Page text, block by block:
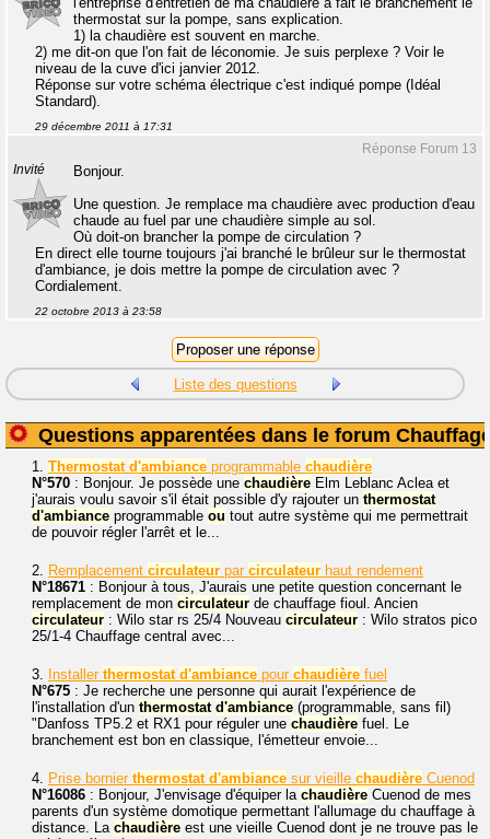
thermostat sur la pompe, sans explication.
1) la chaudière est souvent en marche.
2) me dit-on que l'on fait de léconomie. Je suis perplexe ? Voir le
niveau de la cuve d'ici janvier 2012.
Réponse sur votre schéma électrique c'est indiqué pompe (Idéal
Standard).
29 décembre 2011 à 17:31
Réponse Forum 13
Invité
Bonjour.
Une question. Je remplace ma chaudière avec production d'eau
chaude au fuel par une chaudière simple au sol.
Où doit-on brancher la pompe de circulation ?
En direct elle tourne toujours j'ai branché le brûleur sur le thermostat
d'ambiance, je dois mettre la pompe de circulation avec ?
Cordialement.
22 octobre 2013 à 23:58
Liste des questions
Questions apparentées dans le forum
1. Thermostat d'ambiance programmable chaudière
N°570 : Bonjour. Je possède une chaudière Elm Leblanc Aclea et
j'aurais voulu savoir s'il était possible d'y rajouter un thermostat
d'ambiance programmable ou tout autre système qui me permettrait
de pouvoir régler l'arrêt et le...
2. Remplacement circulateur par circulateur haut rendement
N°18671 : Bonjour à tous, J'aurais une petite question concernant le
remplacement de mon circulateur de chauffage fioul. Ancien
circulateur : Wilo star rs 25/4 Nouveau circulateur : Wilo stratos pico
25/1-4 Chauffage central avec...
3. Installer thermostat d'ambiance pour chaudière fuel
N°675 : Je recherche une personne qui aurait l'expérience de
l'installation d'un thermostat d'ambiance (programmable, sans fil)
"Danfoss TP5.2 et RX1 pour réguler une chaudière fuel. Le
branchement est bon en classique, l'émetteur envoie...
4. Prise bornier thermostat d'ambiance sur vieille chaudière Cuenod
N°16086 : Bonjour, J'envisage d'équiper la chaudière Cuenod de mes
parents d'un système domotique permettant l'allumage du chauffage à
distance. La chaudière est une vieille Cuenod dont je ne trouve pas le